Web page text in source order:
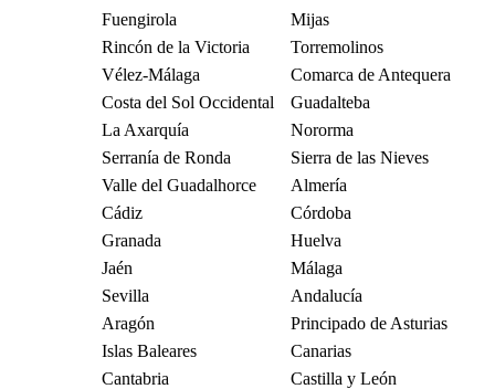
Fuengirola
Mijas
Rincón de la Victoria
Torremolinos
Vélez-Málaga
Comarca de Antequera
Costa del Sol Occidental
Guadalteba
La Axarquía
Nororma
Serranía de Ronda
Sierra de las Nieves
Valle del Guadalhorce
Almería
Cádiz
Córdoba
Granada
Huelva
Jaén
Málaga
Sevilla
Andalucía
Aragón
Principado de Asturias
Islas Baleares
Canarias
Cantabria
Castilla y León